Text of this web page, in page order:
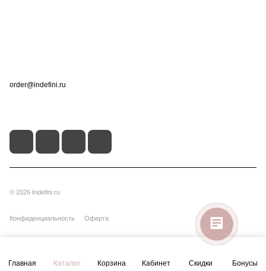
order@indefini.ru
© 2026 Indefini.ru
Конфиденциальность Оферта
Главная Каталог Корзина Кабинет Скидки Бонусы